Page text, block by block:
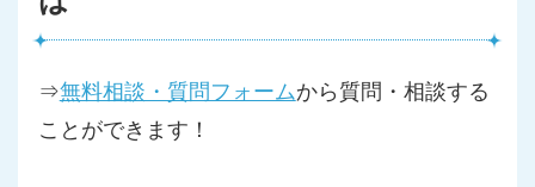
⇒無料相談・質問フォームから質問・相談する
ことができます！